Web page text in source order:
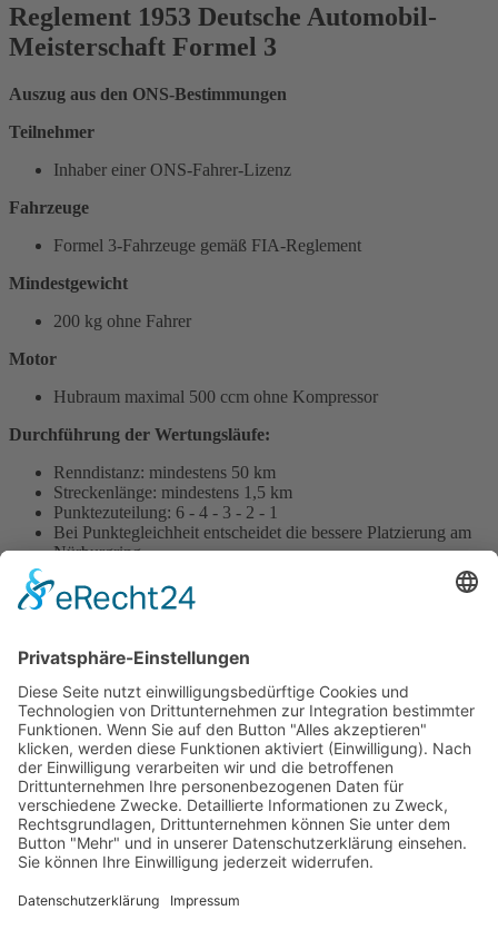
Reglement 1953 Deutsche Automobil-
Meisterschaft Formel 3
Auszug aus den ONS-Bestimmungen
Teilnehmer
Inhaber einer ONS-Fahrer-Lizenz
Fahrzeuge
Formel 3-Fahrzeuge gemäß FIA-Reglement
Mindestgewicht
200 kg ohne Fahrer
Motor
Hubraum maximal 500 ccm ohne Kompressor
Durchführung der Wertungsläufe:
Renndistanz: mindestens 50 km
Streckenlänge: mindestens 1,5 km
Punktezuteilung: 6 - 4 - 3 - 2 - 1
Bei Punktegleichheit entscheidet die bessere Platzierung am
Nürburgring
Weitere Beiträge …
Reglement 1964 Deutsche Meisterschaft des ADMV Formel
Reglement 1974 ADAC-Preis der Formel 3
Reglement 1952 Deutsche Wagenmeisterschaft Formel 3
1
2
3
4
Impressum